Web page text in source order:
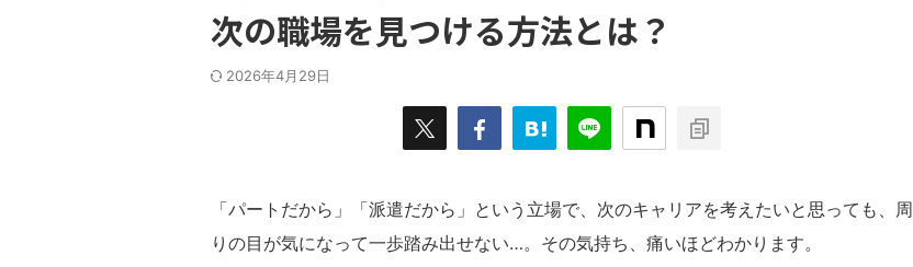
次の職場を見つける方法とは？
2026年4月29日
「パートだから」「派遣だから」という立場で、次のキャリアを考えたいと思っても、周
りの目が気になって一歩踏み出せない…。その気持ち、痛いほどわかります。